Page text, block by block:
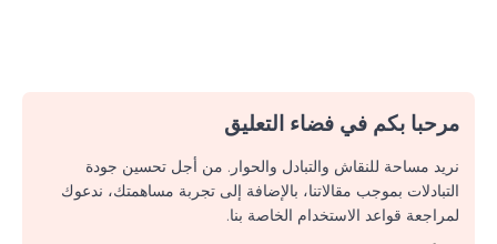
مرحبا بكم في فضاء التعليق
نريد مساحة للنقاش والتبادل والحوار. من أجل تحسين جودة
التبادلات بموجب مقالاتنا، بالإضافة إلى تجربة مساهمتك، ندعوك
لمراجعة قواعد الاستخدام الخاصة بنا.